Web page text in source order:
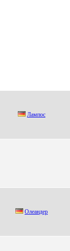
Лaмпос
Oлеандер